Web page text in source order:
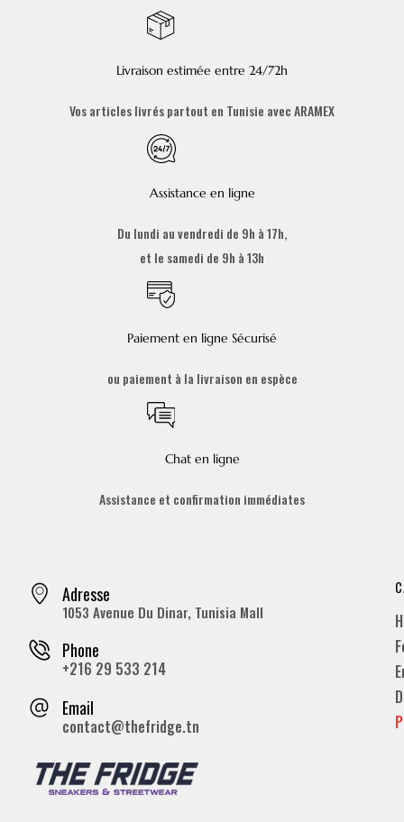
Livraison estimée entre 24/72h
Vos articles livrés partout en Tunisie avec ARAMEX
Assistance en ligne
Du lundi au vendredi de 9h à 17h,
et le samedi de 9h à 13h
Paiement en ligne Sécurisé
ou paiement à la livraison en espèce
Chat en ligne
Assistance et confirmation immédiates
Adresse
1053 Avenue Du Dinar, Tunisia Mall
Phone
+216 29 533 214
Email
contact@thefridge.tn